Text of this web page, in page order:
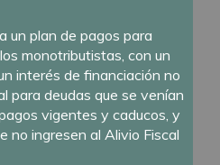
un plan de pagos para
monotributistas, con un
interés de financiación no
para deudas que se venían
vigentes y caducos, y
no ingresen al Alivio Fiscal